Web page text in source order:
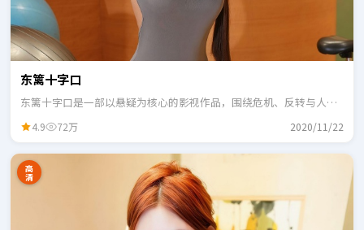
东篱十字口
东篱十字口是一部以悬疑为核心的影视作品，围绕危机、反转与人物
4.9 72万 2020/11/22
高
清